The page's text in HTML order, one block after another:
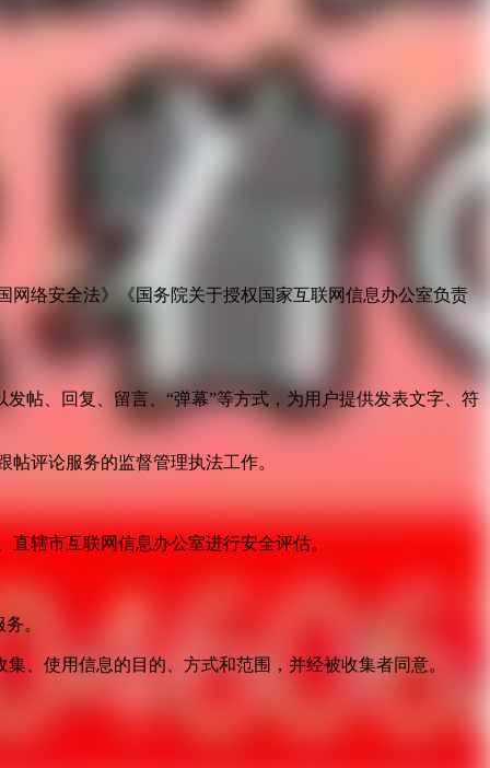
络安全法》《国务院关于授权国家互联网信息办公室负责
帖、回复、留言、“弹幕”等方式，为用户提供发表文字、符
评论服务的监督管理执法工作。
辖市互联网信息办公室进行安全评估。
。
、使用信息的目的、方式和范围，并经被收集者同意。